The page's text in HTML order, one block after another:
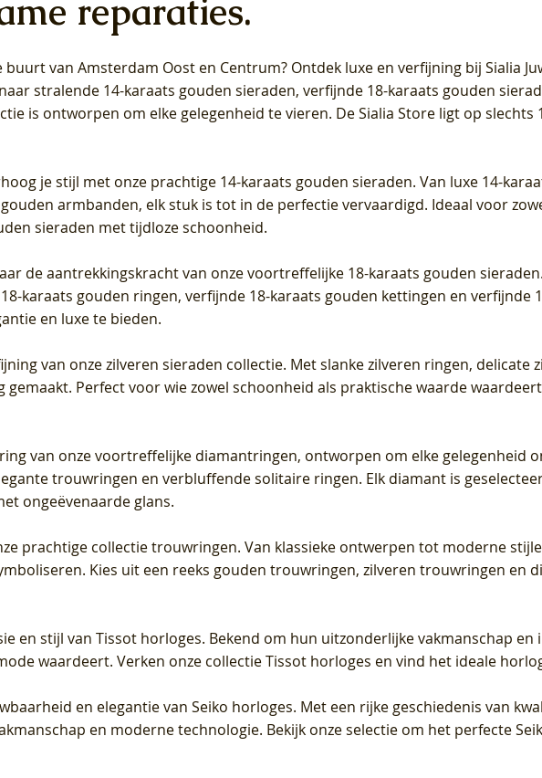
Diamonds Oorhangers
- Geelgoud (14k) met Lab
Blush Lab Diamonds Ring LG1028Y -
Geelgoud (14k) met Lab grown
Diamant
Blush
-
Diamant
Diamonds Ring LG1042Y –
(14k) met Lab grown
Blush Lab Diamonds Oorknoppen
LG7027Y - Geelgoud (14k) met Lab
grown Diamant
Blush
Diamant
Diamonds Ring LG1044Y –
(14k) met Lab grown
Blush Lab Diamonds Oorknoppen
LG7026Y - Geelgoud (14k) met Lab
grown Diamant
Blush
grown
reparaties.
buurt van Amsterdam Oost en Centrum? Ontdek luxe en verfijning bij Sialia
stralende 14-karaats gouden sieraden, verfijnde 18-karaats gouden
is ontworpen om elke gelegenheid te vieren. De Sialia Store ligt op
je stijl met onze prachtige 14-karaats gouden sieraden. Van luxe 14-
armbanden, elk stuk is tot in de perfectie vervaardigd. Ideaal voor
sieraden met tijdloze schoonheid.
de aantrekkingskracht van onze voortreffelijke 18-karaats gouden
karaats gouden ringen, verfijnde 18-karaats gouden kettingen en verfijnde
en luxe te bieden.
van onze zilveren sieraden collectie. Met slanke zilveren ringen, delicate
Perfect voor wie zowel schoonheid als praktische waarde
van onze voortreffelijke diamantringen, ontworpen om elke gelegenheid
trouwringen en verbluffende solitaire ringen. Elk diamant is
ongeëvenaarde glans.
prachtige collectie trouwringen. Van klassieke ontwerpen tot moderne
Kies uit een reeks gouden trouwringen, zilveren trouwringen en
en stijl van Tissot horloges. Bekend om hun uitzonderlijke vakmanschap
waardeert. Verken onze collectie Tissot horloges en vind het ideale
en elegantie van Seiko horloges. Met een rijke geschiedenis van
en moderne technologie. Bekijk onze selectie om het perfecte